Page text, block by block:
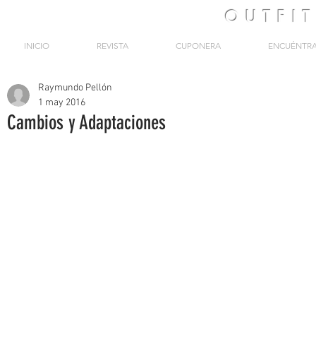
OUTFIT
INICIO REVISTA CUPONERA
Cambios y Adaptaciones
Raymundo Pellón
1 may 2016